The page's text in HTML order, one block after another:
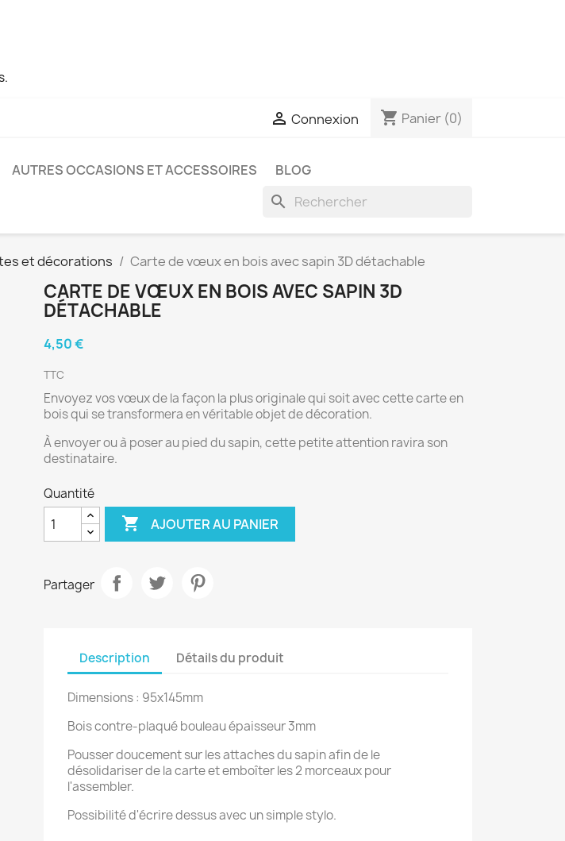
 Connexion shopping_cart Panier (0)
AUTRES OCCASIONS ET ACCESSOIRES BLOG
search
et décorations Carte de vœux en bois avec sapin 3D détachable
CARTE DE VŒUX EN BOIS AVEC SAPIN 3D
DÉTACHABLE
4,50 €
TTC
Envoyez vos vœux de la façon la plus originale qui soit avec cette carte en
bois qui se transformera en véritable objet de décoration.
Àenvoyer ou à poser au pied du sapin, cette petite attention ravira son
destinataire.
Quantité
 AJOUTER AU PANIER
Partager
Description Détails du produit
Dimensions : 95x145mm
Bois contre-plaqué bouleau épaisseur 3mm
Pousser doucement sur les attaches du sapin afin de le
désolidariser de la carte et emboîter les 2 morceaux pour
l'assembler.
Possibilité d'écrire dessus avec un simple stylo.